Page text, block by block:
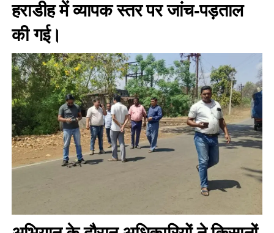
हराडीह में व्यापक स्तर पर जांच-पड़ताल
की गई।